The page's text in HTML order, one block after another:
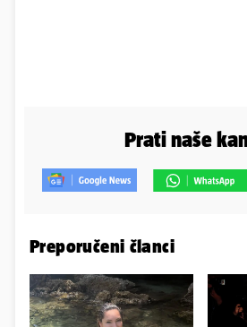
Prati naše
Preporučeni članci